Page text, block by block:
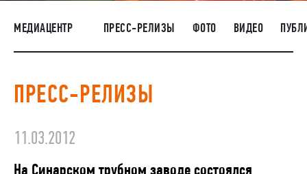
НАШИ ЛЮДИ
ОКРУЖАЮЩАЯ СРЕДА
РАСКРЫТИЕ ИНФОРМАЦИИ
ЗАКУПКИ
МЕДИАЦЕНТР ПРЕСС-РЕЛИЗЫ ФОТО ВИДЕО
ПРЕСС-РЕЛИЗЫ
11.03.2012